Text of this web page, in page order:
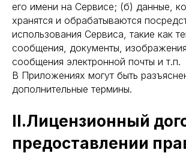
его имени на Сервисе; (б) данные,
хранятся и обрабатываются
использования Сервиса, такие как
сообщения, документы,
сообщения электронной почты и т.п.
В Приложениях могут быть
дополнительные термины.
II.Лицензионный
предоставлении